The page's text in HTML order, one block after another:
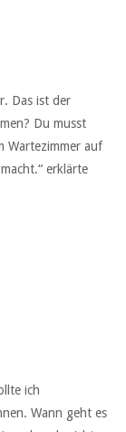
Das ist der
Du musst
Wartezimmer auf
erklärte
ich
Wann geht es